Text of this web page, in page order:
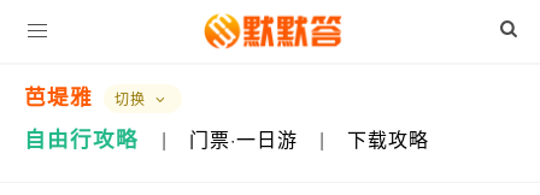
芭堤雅 切换
自由行攻略 | 门票·一日游 | 下载攻略